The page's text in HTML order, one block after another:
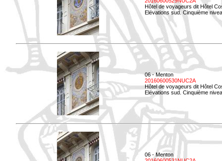
Hôtel de voyageurs dit Hôtel
Elévations sud. Cinquième
06 - Menton
20160600530NUC2A
Hôtel de voyageurs dit Hôtel
Elévations sud. Cinquième
06 - Menton